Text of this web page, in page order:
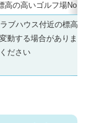
高の高いゴルフ場No.1
ブハウス付近の標高
動する場合がありま
ださい